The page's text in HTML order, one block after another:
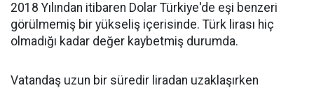
2018 Yılından itibaren Dolar Türkiye'de eşi benzeri
görülmemiş bir yükseliş içerisinde. Türk lirası hiç
olmadığı kadar değer kaybetmiş durumda.
Vatandaş uzun bir süredir liradan uzaklaşırken